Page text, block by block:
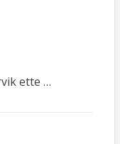
ette …